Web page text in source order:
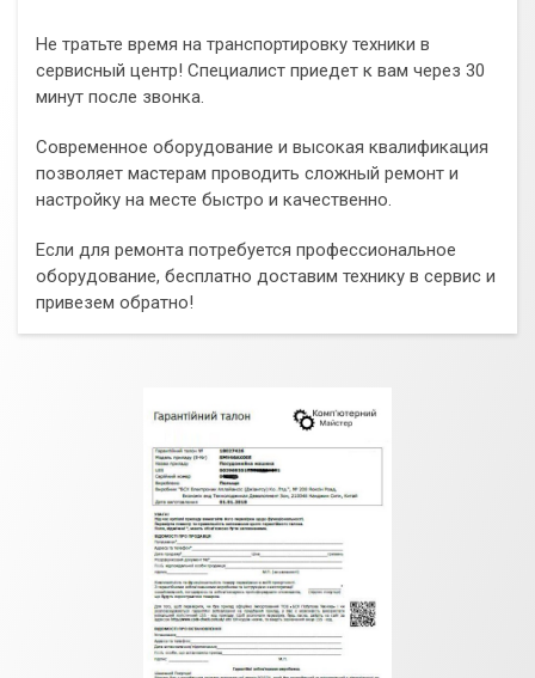
Не тратьте время на транспортировку техники в
сервисный центр! Специалист приедет к вам через 30
минут после звонка.
Современное оборудование и высокая квалификация
позволяет мастерам проводить сложный ремонт и
настройку на месте быстро и качественно.
Если для ремонта потребуется профессиональное
оборудование, бесплатно доставим технику в сервис и
привезем обратно!